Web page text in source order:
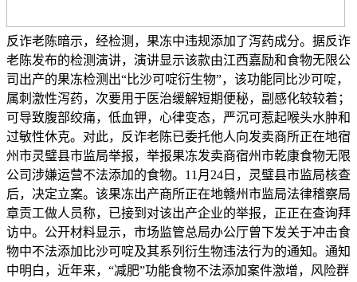
反诈老陈暗示，经检测，果冻中违规添加了泻药成分。据反诈
老陈发布的检测演讲，演讲显示该款由江西嘉励和食物无限公
司出产的果冻检测出“比沙可啶衍生物”，该功能同比沙可啶，
属刺激性泻药，次要用于医治缓解短期便秘，副感化较较着；
可导致腹部绞痛，低血钾，心律变态，严沉可惹起喉头水肿和
过敏性休克。对此，反诈老陈已委托他人向发卖商所正在地宿
州市灵璧县市监局举报，举报果冻发卖商宿州市乾康食物无限
公司涉嫌运营不法添加的食物。11月24日，灵璧县市监局核查
后，决定立案。该果冻出产商所正在地赣州市监局法律稽察局
章贡工做人员称，已接到对该出产企业的举报，正正在查询拜
访中。公开材料显示，市场监管总局办公厅曾下发关于冲击食
物中不法添加比沙可啶及其系列衍生物违法行为的通知。通知
中明白，近年来，“减肥”功能食物不法添加案件激增，风险群